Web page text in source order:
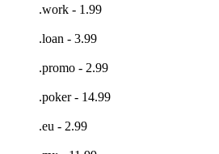
.work - 1.99
.loan - 3.99
.promo - 2.99
.poker - 14.99
.eu - 2.99